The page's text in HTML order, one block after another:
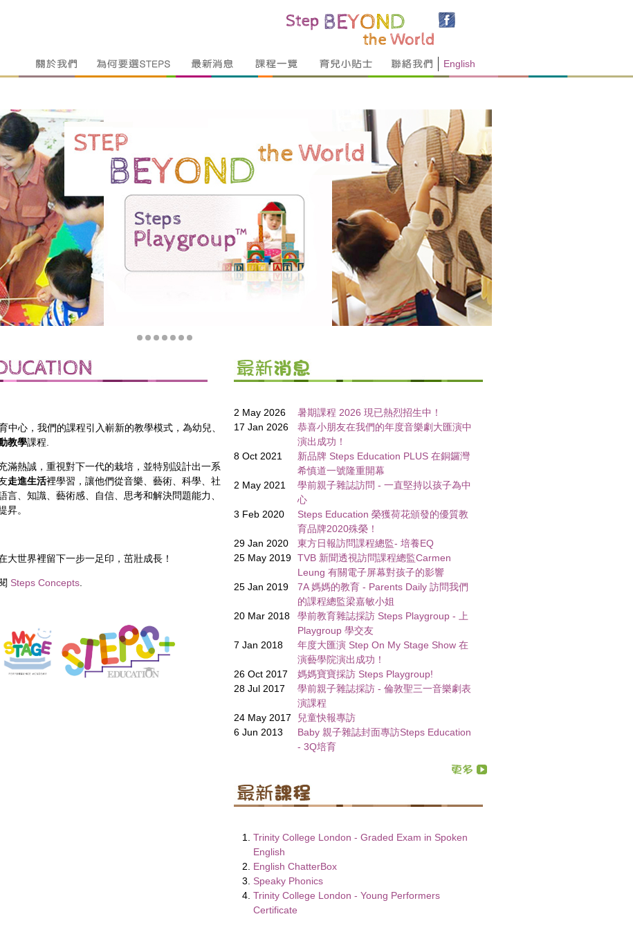
English
中心，我們的課程引入嶄新的教學模式，為幼兒、
教學課程
滿熱誠，重視對下一代的栽培，並特別設計出一系
走進生活裡學習，讓他們從音樂、藝術、科學、社
、知識、藝術感、自信、思考和解決問題能力、
昇。
大世界裡留下一步一足印， 茁壯成長！
Steps Concepts
2 May 2026
暑期課程 2026 現已熱烈招生中！
17 Jan 2026
恭喜小朋友在我們的年度音樂劇大匯演中
演出成功！
8 Oct 2021
新品牌 Steps Education PLUS 在銅鑼灣
希慎道一號隆重開幕
2 May 2021
學前親子雜誌訪問 - 一直堅持以孩子為中
心
3 Feb 2020
Steps Education 榮獲荷花頒發的優質教
育品牌2020殊榮！
29 Jan 2020
東方日報訪問課程總監- 培養EQ
25 May 2019 TVB 新聞透視訪問課程總監Carmen
Leung 有關電子屏幕對孩子的影響
25 Jan 2019
7A 媽媽的教育 - Parents Daily 訪問我們
的課程總監梁嘉敏小姐
20 Mar 2018
學前教育雜誌採訪 Steps Playgroup - 上
Playgroup 學交友
7 Jan 2018
年度大匯演 Step On My Stage Show 在
演藝學院演出成功！
26 Oct 2017
媽媽寶寶採訪 Steps Playgroup!
28 Jul 2017
學前親子雜誌採訪 - 倫敦聖三一音樂劇表
演課程
24 May 2017
兒童快報專訪
6 Jun 2013
Baby 親子雜誌封面專訪Steps Education
- 3Q培育
Trinity College London - Graded Exam in Spoken
English
English ChatterBox
Speaky Phonics
Trinity College London - Young Performers
Certificate